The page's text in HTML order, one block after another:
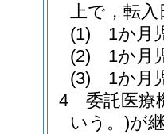
上で，転
(1)
1か月
(2)
1か月
(3)
1か月
4
委託医療
いう。)が